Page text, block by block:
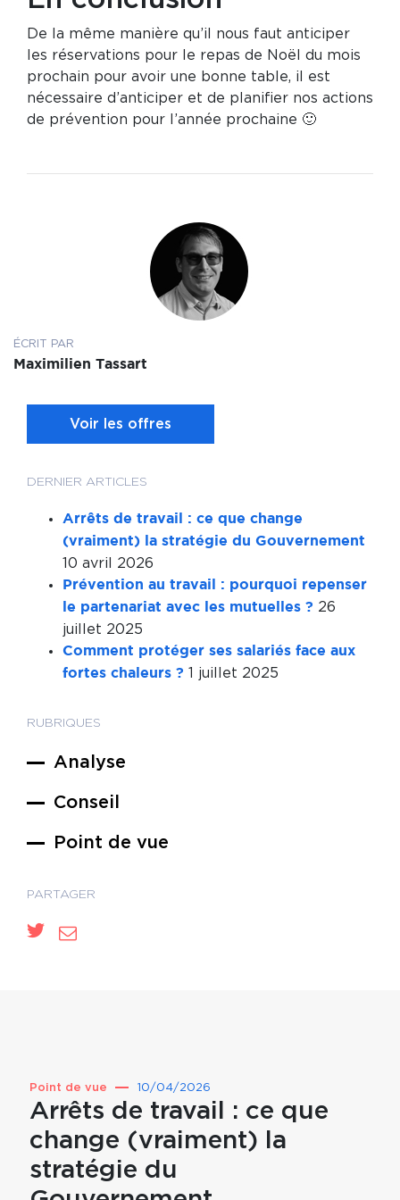
DERNIER ARTICLES
Arrêts de travail : ce que change
(vraiment) la stratégie du Gouvernement
10 avril 2026
Prévention au travail : pourquoi repenser
le partenariat avec les mutuelles ? 26
juillet 2025
Comment protéger ses salariés face aux
fortes chaleurs ? 1 juillet 2025
RUBRIQUES
Analyse
Conseil
Point de vue
PARTAGER
De la même manière qu’il nous faut anticiper
les réservations pour le repas de Noël du mois
prochain pour avoir une bonne table, il est
nécessaire d’anticiper et de planifier nos actions
de prévention pour l’année prochaine 🙂
ÉCRIT PAR
Maximilien Tassart
Voir les offres
Point de vue 10/04/2026
Arrêts de travail : ce que
change (vraiment) la
stratégie du